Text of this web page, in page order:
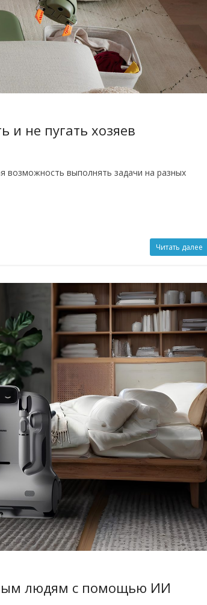
и не пугать хозяев
возможность выполнять задачи на разных
Читать далее
людям с помощью ИИ